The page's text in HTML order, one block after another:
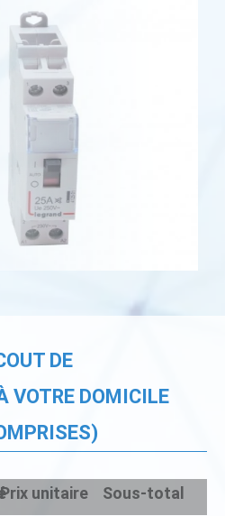
DE
VOTRE DOMICILE
Prix unitaire Sous-total